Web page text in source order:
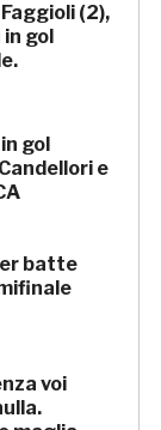
(2),
gol
gol
e
batte
voi